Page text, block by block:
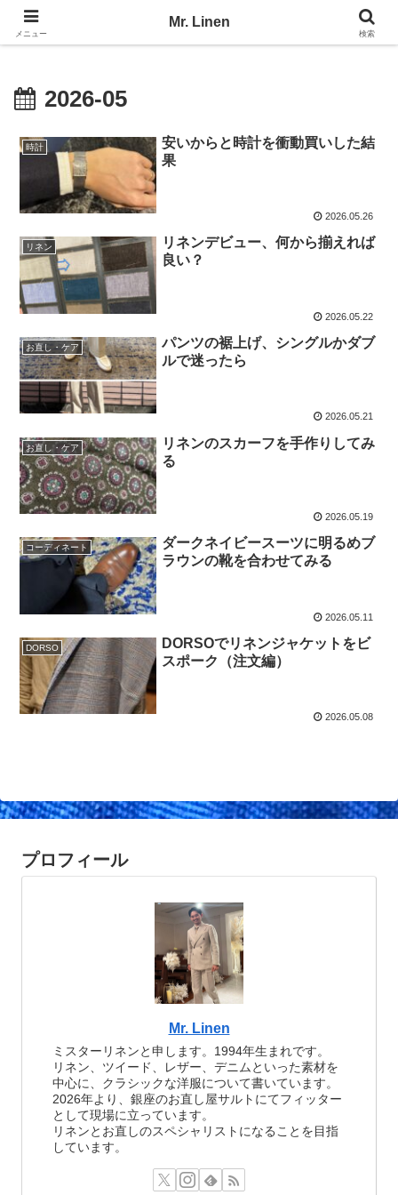
No Linen, No Life
2026-05
時計
安いからと時計を衝動買いした結
果
2026.05.26
リネン
リネンデビュー、何から揃えれば
良い？
2026.05.22
お直し・ケア
パンツの裾上げ、シングルかダブ
ルで迷ったら
2026.05.21
お直し・ケア
リネンのスカーフを手作りしてみ
る
2026.05.19
コーディネート
ダークネイビースーツに明るめブ
ラウンの靴を合わせてみる
2026.05.11
DORSO
DORSOでリネンジャケットをビ
スポーク（注文編）
2026.05.08
プロフィール
Mr. Linen
ミスターリネンと申します。1994年生まれです。
リネン、ツイード、レザー、デニムといった素材を
中心に、クラシックな洋服について書いています。
2026年より、銀座のお直し屋サルトにてフィッター
として現場に立っています。
リネンとお直しのスペシャリストになることを目指
しています。
メニュー
Mr. Linen
検索